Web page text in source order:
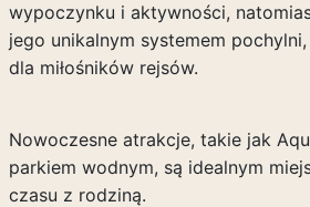
wypoczynku i aktywności,
jego unikalnym systemem
dla miłośników rejsów.
Nowoczesne atrakcje, takie jak
parkiem wodnym, są idealnym
czasu z rodziną.